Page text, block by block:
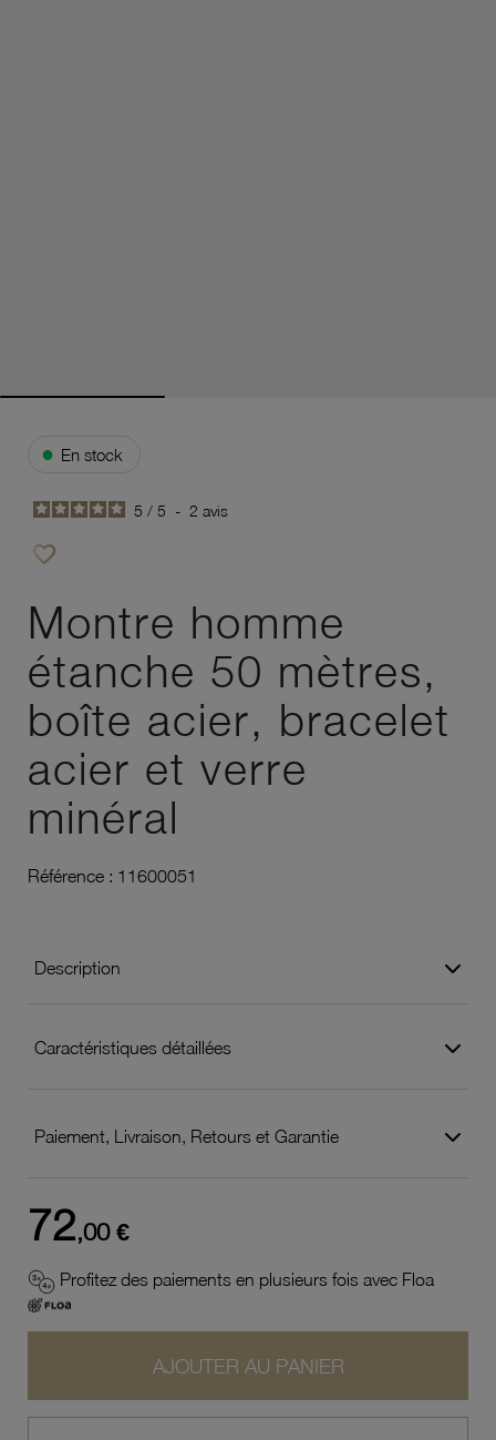
● En stock
5 / 5 - 2 avis
favorite_border
Montre homme
étanche 50 mètres,
boîte acier, bracelet
acier et verre
minéral
Référence : 11600051
Description
Caractéristiques détaillées
Paiement, Livraison, Retours et Garantie
72,00 €
Profitez des paiements en plusieurs fois avec Floa
AJOUTER AU PANIER